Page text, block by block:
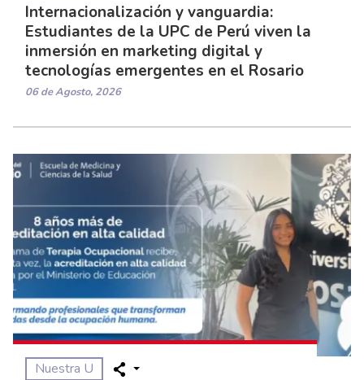
Internacionalización y vanguardia:
Estudiantes de la UPC de Perú viven la
inmersión en marketing digital y
tecnologías emergentes en el Rosario
06 de Agosto, 2026
Nuestra U